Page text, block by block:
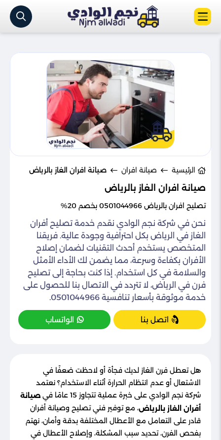
الرئيسية صيانة افران صيانة افران الغاز بالرياض
صيانة افران الغاز بالرياض
تصليح افران بالرياض 0501044966 بخصم 20%
نحن في شركة نجم الوادي نقدم خدمة تصليح أفران
الغاز في الرياض بكل احترافية وجودة عالية. فريقنا
المتخصص يستخدم أحدث التقنيات لضمان إصلاح
الأفران بكفاءة وسرعة، مما يضمن لك الأداء الأمثل
والسلامة في كل استخدام. إذا كنت بحاجة إلى تصليح
فرن في الرياض، لا تتردد في الاتصال بنا للحصول على
خدمة موثوقة بأسعار تنافسية 0501044966.
اتصل بنا الواتساب
هل تعطل فرن الغاز لديك فجأة أو لاحظت ضعفًا في
الاشتعال أو عدم انتظام الحرارة أثناء الاستخدام؟ نعتمد
شركة نجم الوادي على خبرة عملية تتجاوز 15 عامًا في
صيانة
أفران الغاز بالرياض، مع توفير فني تصليح وصيانة أفران
قادر على التعامل مع الأعطال المختلفة بدقة وأمان، نهتم
بفحص الفرن، تحديد سبب المشكلة، وإصلاح الأعطال في